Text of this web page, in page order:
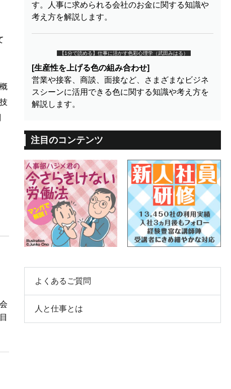
す。人事に求められる会社のお金に関する知識や
考え方を解説します。
【1分で読める】仕事に活かす色彩心理学（武田みはる）
[生産性を上げる色の組み合わせ]
営業や接客、商談、面接など、さまざまなビジネ
スシーンに活用できる色に関する知識や考え方を
解説します。
注目のコンテンツ
よくあるご質問
人と仕事とは